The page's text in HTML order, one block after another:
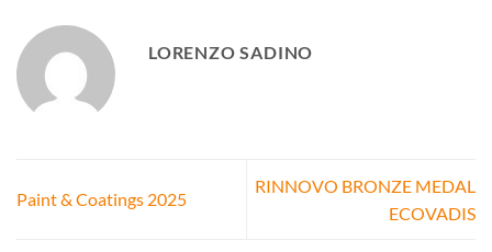
LORENZO SADINO
Paint & Coatings 2025
RINNOVO BRONZE MEDAL
ECOVADIS